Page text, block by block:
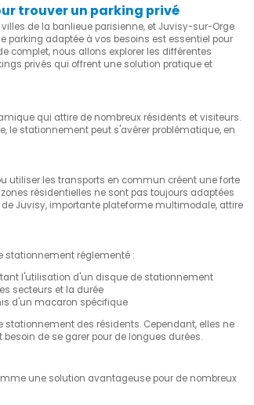
trouver un parking privé
de la banlieue parisienne, et Juvisy-sur-Orge
parking adaptée à vos besoins est essentiel pour
complet, nous allons explorer les différentes
privés qui offrent une solution pratique et
qui attire de nombreux résidents et visiteurs.
le stationnement peut s'avérer problématique, en
utiliser les transports en commun créent une forte
résidentielles ne sont pas toujours adaptées
Juvisy, importante plateforme multimodale, attire
stationnement réglementé :
l'utilisation d'un disque de stationnement
secteurs et la durée
d'un macaron spécifique
des résidents. Cependant, elles ne
de se garer pour de longues durées.
une solution avantageuse pour de nombreux